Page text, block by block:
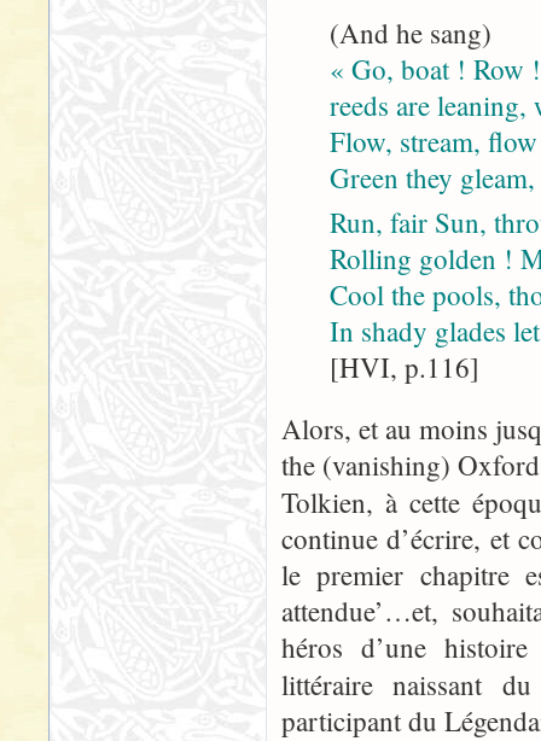
(And he sang)
« Go, boat ! Row
reeds are leaning,
Flow, stream,
Green they
Run, fair Sun,
Rolling golden !
Cool the pools,
In shady glades
[HVI, p.116]
Alors, et au moins
the (vanishing)
Tolkien, à cette
continue d’écrire, et
le premier chapitre
attendue’…et,
héros d’une
littéraire naissant
participant du